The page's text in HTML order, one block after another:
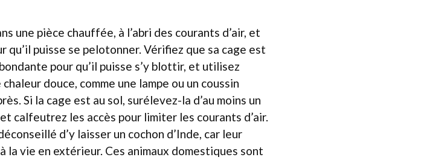
une pièce chauffée, à l’abri des courants d’air, et
qu’il puisse se pelotonner. Vérifiez que sa cage est
pour qu’il puisse s’y blottir, et utilisez
douce, comme une lampe ou un coussin
Si la cage est au sol, surélevez-la d’au moins un
calfeutrez les accès pour limiter les courants d’air.
d’y laisser un cochon d’Inde, car leur
la vie en extérieur. Ces animaux domestiques sont